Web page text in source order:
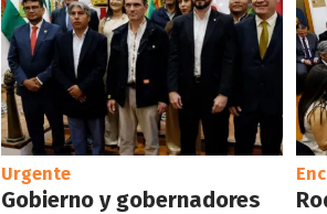
Urgente
Gobierno y gobernadores